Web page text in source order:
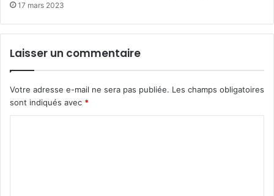
17 mars 2023
Laisser un commentaire
Votre adresse e-mail ne sera pas publiée. Les champs obligatoires
sont indiqués avec *